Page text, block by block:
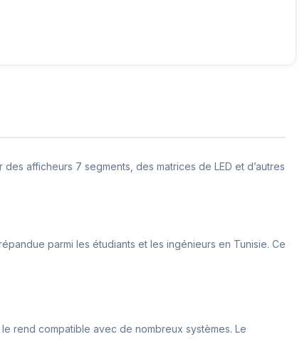
afficheurs 7 segments, des matrices de LED et d’autres
parmi les étudiants et les ingénieurs en Tunisie. Ce
rend compatible avec de nombreux systèmes. Le